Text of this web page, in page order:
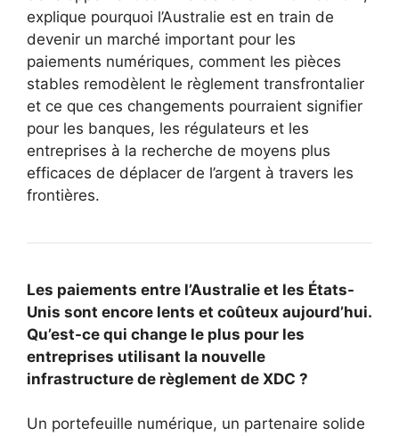
explique pourquoi l’Australie est en train de
devenir un marché important pour les
paiements numériques, comment les pièces
stables remodèlent le règlement transfrontalier
et ce que ces changements pourraient signifier
pour les banques, les régulateurs et les
entreprises à la recherche de moyens plus
efficaces de déplacer de l’argent à travers les
frontières.
Les paiements entre l’Australie et les États-
Unis sont encore lents et coûteux aujourd’hui.
Qu’est-ce qui change le plus pour les
entreprises utilisant la nouvelle
infrastructure de règlement de XDC ?
Un portefeuille numérique, un partenaire solide